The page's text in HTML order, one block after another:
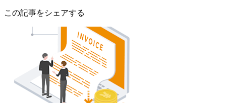
この記事をシェアする